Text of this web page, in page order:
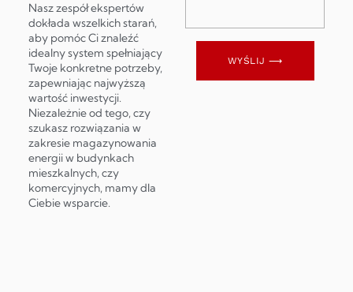
Nasz zespół ekspertów
dokłada wszelkich starań,
aby pomóc Ci znaleźć
idealny system spełniający
Twoje konkretne potrzeby,
zapewniając najwyższą
wartość inwestycji.
Niezależnie od tego, czy
szukasz rozwiązania w
zakresie magazynowania
energii w budynkach
mieszkalnych, czy
komercyjnych, mamy dla
Ciebie wsparcie.
WYŚLIJ ⟶